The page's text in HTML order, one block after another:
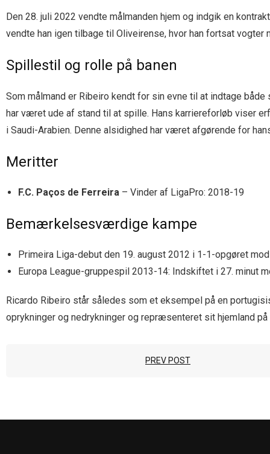
Den 28. juli 2022 vendte målmanden hjem og indgik en
vendte han igen tilbage til Oliveirense, hvor han fortsat vogter
Spillestil og rolle på banen
Som målmand er Ribeiro kendt for sin evne til at indtage
har været ude af stand til at spille. Hans karriereforløb viser
i Saudi-Arabien. Denne alsidighed har været afgørende for
Meritter
F.C. Paços de Ferreira – Vinder af LigaPro: 2018-19
Bemærkelsesværdige kampe
Primeira Liga-debut den 19. august 2012 i 1-1-opgøret mod
Europa League-gruppespil 2013-14: Indskiftet i 27. minut
Ricardo Ribeiro står således som et eksempel på en
oprykninger og nedrykninger og repræsenteret sit hjemland
PREV POST